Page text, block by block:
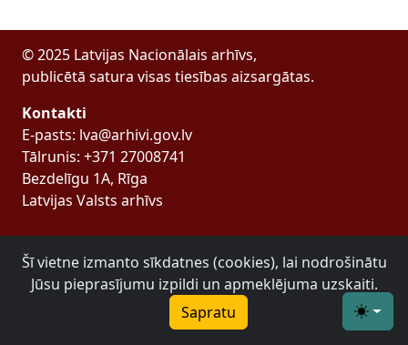
© 2025 Latvijas Nacionālais arhīvs,
publicētā satura visas tiesības aizsargātas.
Kontakti
E-pasts: lva@arhivi.gov.lv
Tālrunis: +371 27008741
Bezdelīgu 1A, Rīga
Latvijas Valsts arhīvs
Šī vietne izmanto sīkdatnes (cookies), lai nodrošinātu
Jūsu pieprasījumu izpildi un apmeklējuma uzskaiti.
Sapratu